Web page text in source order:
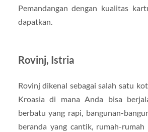
Pemandangan dengan kualitas
dapatkan.
Rovinj, Istria
Rovinj dikenal sebagai salah satu
Kroasia di mana Anda bisa
berbatu yang rapi, bangunan-
beranda yang cantik, rumah-rumah